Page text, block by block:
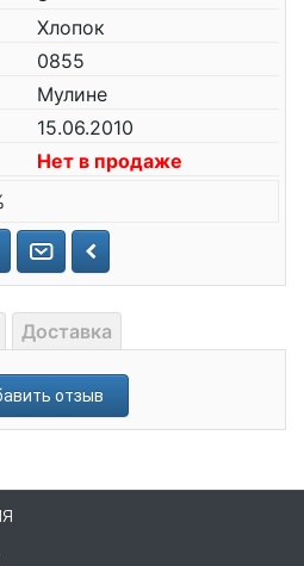
Хлопок
0855
Мулине
15.06.2010
Нет в продаже
Доставка
отзыв